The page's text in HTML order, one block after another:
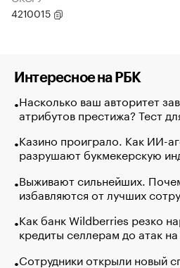
4210015
Интересное на РБК
Насколько ваш авторитет
атрибутов престижа? Тест
Казино проиграло. Как ИИ-
разрушают букмекерскую
Выживают сильнейших.
избавляются от лучших
Как банк Wildberries резко
кредиты селлерам до атак
Сотрудники открыли новый